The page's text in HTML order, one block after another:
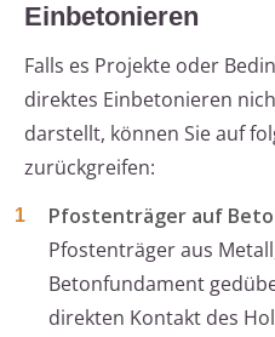
Einbetonieren
Falls es Projekte oder
direktes Einbetonieren
darstellt, können Sie auf
zurückgreifen:
Pfostenträger auf
Pfostenträger aus
Betonfundament
direkten Kontakt des